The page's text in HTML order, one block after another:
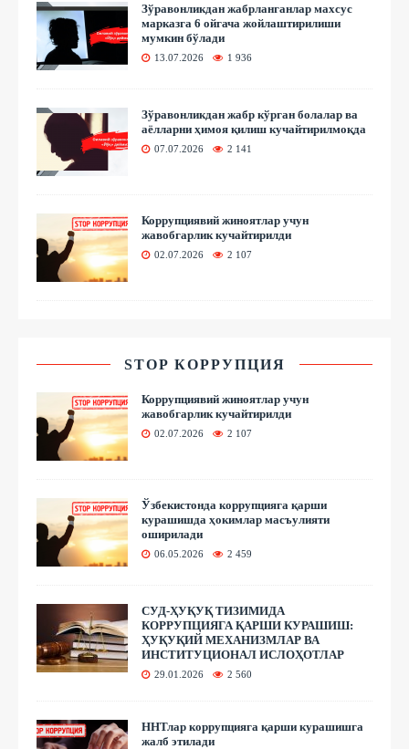
Зўравонликдан жабрланганлар махсус
марказга 6 ойгача жойлаштирилиши
мумкин бўлади
13.07.2026 1 936
Зўравонликдан жабр кўрган болалар ва
аёлларни ҳимоя қилиш кучайтирилмоқда
07.07.2026 2 141
Коррупциявий жиноятлар учун
жавобгарлик кучайтирилди
02.07.2026 2 107
STOP КОРРУПЦИЯ
Коррупциявий жиноятлар учун
жавобгарлик кучайтирилди
02.07.2026 2 107
Ўзбекистонда коррупцияга қарши
курашишда ҳокимлар масъулияти
оширилади
06.05.2026 2 459
СУД-ҲУҚУҚ ТИЗИМИДА
КОРРУПЦИЯГА ҚАРШИ КУРАШИШ:
ҲУҚУҚИЙ МЕХАНИЗМЛАР ВА
ИНСТИТУЦИОНАЛ ИСЛОҲОТЛАР
29.01.2026 2 560
ННТлар коррупцияга қарши курашишга
жалб этилади